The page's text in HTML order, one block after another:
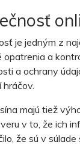
je jedným z
opatrenia a
a ochrany
hráčov.
majú tiež
v to, že ich
že sú v